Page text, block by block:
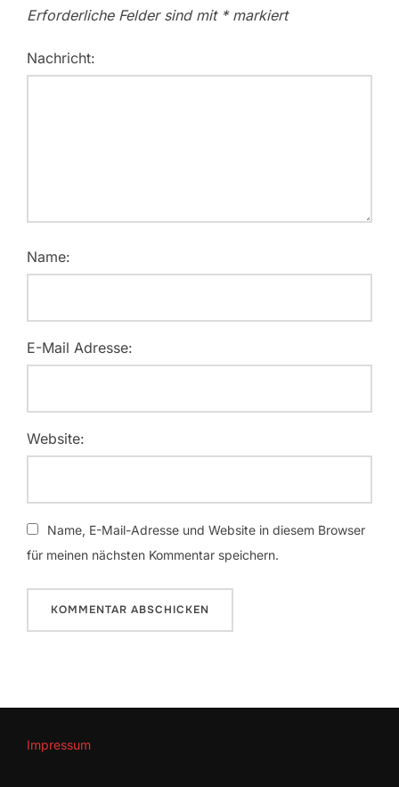
Erforderliche Felder sind mit *markiert
Nachricht:
Name:
E-Mail Adresse:
Website:
Name, E-Mail-Adresse und Website in diesem Browser
für meinen nächsten Kommentar speichern.
Impressum